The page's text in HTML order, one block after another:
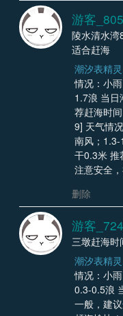
游客
陵水清水
适合赶海
潮汐表精
情况：小
1.7浪 当
荐赶海时间： -
9] 天气情
南风；
干0.3米 推
注意安全
删除
游客
三墩赶海时
潮汐表精
情况：小
0.3-0.5浪
一般，建